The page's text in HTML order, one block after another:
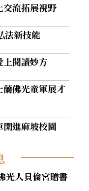
流拓展視野
新技能
閱讀妙方
佛光童軍展才
進麻坡校園
人貝倫宮贈書